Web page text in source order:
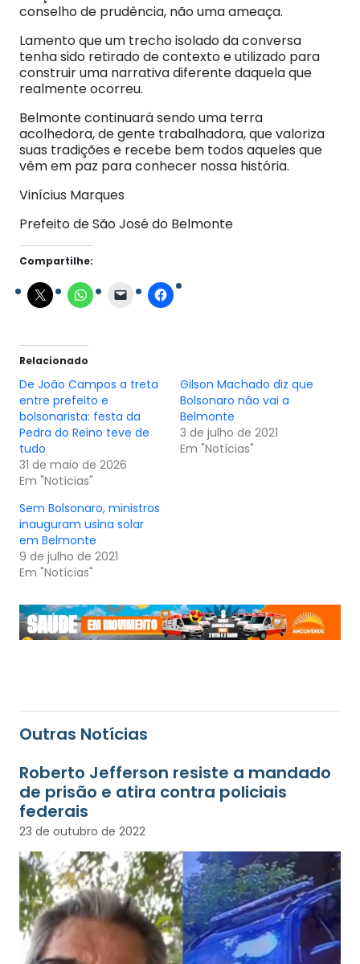
conselho de prudência, não uma ameaça.
Lamento que um trecho isolado da conversa
tenha sido retirado de contexto e utilizado para
construir uma narrativa diferente daquela que
realmente ocorreu.
Belmonte continuará sendo uma terra
acolhedora, de gente trabalhadora, que valoriza
suas tradições e recebe bem todos aqueles que
vêm em paz para conhecer nossa história.
Vinícius Marques
Prefeito de São José do Belmonte
Compartilhe:
Relacionado
De João Campos a treta
entre prefeito e
bolsonarista: festa da
Pedra do Reino teve de
tudo
31 de maio de 2026
Em "Notícias"
Gilson Machado diz que
Bolsonaro não vai a
Belmonte
3 de julho de 2021
Em "Notícias"
Sem Bolsonaro, ministros
inauguram usina solar
em Belmonte
9 de julho de 2021
Em "Notícias"
Outras Notícias
Roberto Jefferson resiste a mandado
de prisão e atira contra policiais
federais
23 de outubro de 2022